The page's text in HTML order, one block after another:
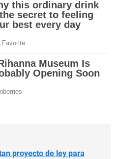
proyecto de ley para